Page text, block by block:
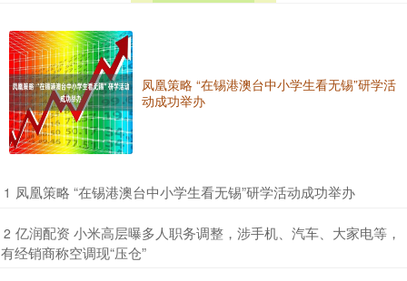
凤凰策略 “在锡港澳台中小学生看无锡”研学活
动成功举办
1 ​凤凰策略 “在锡港澳台中小学生看无锡”研学活动成功举办
2 ​亿润配资 小米高层曝多人职务调整，涉手机、汽车、大家电等，
有经销商称空调现“压仓”